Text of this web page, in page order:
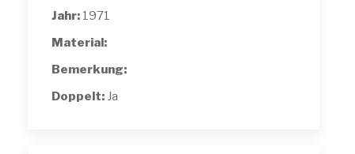
Jahr: 1971
Material:
Bemerkung:
Doppelt: Ja